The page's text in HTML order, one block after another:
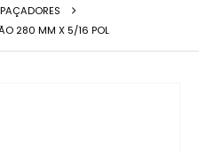
280 MM X 5/16 POL